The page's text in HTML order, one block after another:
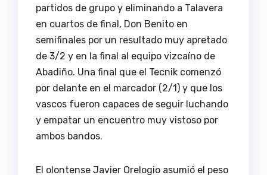
partidos de grupo y eliminando a Talavera
en cuartos de final, Don Benito en
semifinales por un resultado muy apretado
de 3/2 y en la final al equipo vizcaíno de
Abadiño. Una final que el Tecnik comenzó
por delante en el marcador (2/1) y que los
vascos fueron capaces de seguir luchando
y empatar un encuentro muy vistoso por
ambos bandos.
El olontense Javier Orelogio asumió el peso